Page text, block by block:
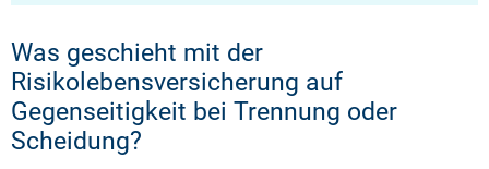
Was geschieht mit der
Risikolebensversicherung auf
Gegenseitigkeit bei Trennung oder
Scheidung?